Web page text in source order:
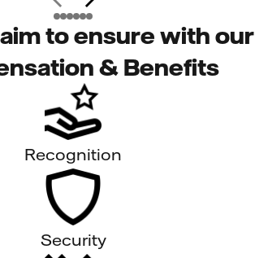
to ensure with our
& Benefits
Recognition
Security